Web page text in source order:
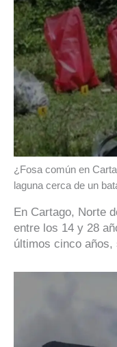
¿Fosa común en
laguna cerca de un
En Cartago, Norte
entre los 14 y 28
últimos cinco